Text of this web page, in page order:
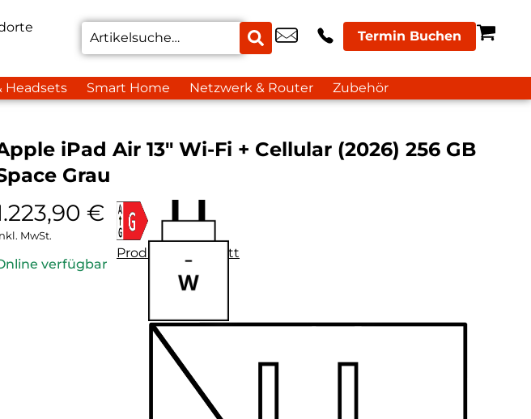
Termin Buchen
Headsets Smart Home Netzwerk & Router Zubehör
iPad Air 13″ Wi-Fi + Cellular (2026) 256 GB
Grau
€
MwSt.
verfügbar
Produktdatenblatt